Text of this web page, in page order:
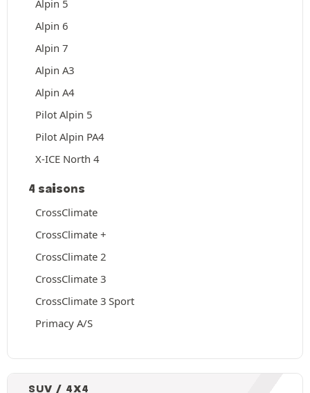
Alpin 5
Alpin 6
Alpin 7
Alpin A3
Alpin A4
Pilot Alpin 5
Pilot Alpin PA4
X-ICE North 4
4 saisons
CrossClimate
CrossClimate +
CrossClimate 2
CrossClimate 3
CrossClimate 3 Sport
Primacy A/S
SUV / 4X4